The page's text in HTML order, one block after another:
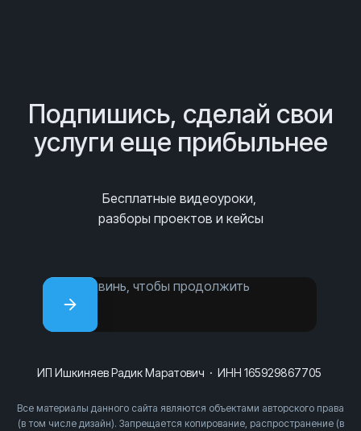
Подпишись, сделай свои
услуги еще прибыльнее
Бесплатные видеоуроки,
разборы проектов и кейсы
Сдвинь, чтобы продолжить
ИП Ишкиняев Радик Маратович · ИНН 165929867705
Все материалы данного сайта являются объектами авторского права
(в том числе дизайн). Запрещается копирование, распространение (в